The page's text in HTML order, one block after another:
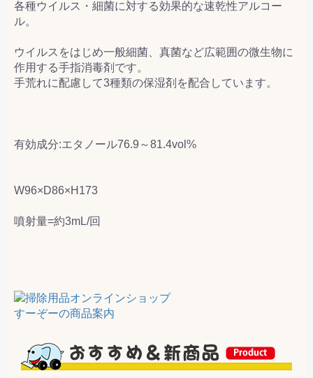
各種ウイルス・細菌に対する効果的な速乾性アルコー
ル。
ウイルスをはじめ一般細菌、真菌など広範囲の微生物に
作用する手指消毒剤です。
手荒れに配慮して3種類の保湿剤を配合しています。
有効成分:エタノール76.9～81.4vol%
W96×D86×H173
噴射量=約3mL/回